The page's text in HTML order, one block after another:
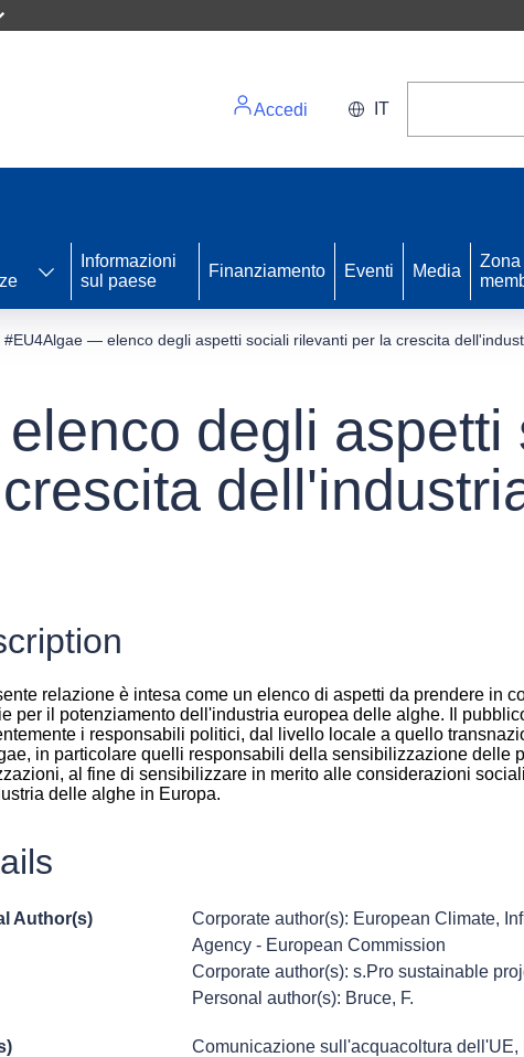
Accedi IT
Informazioni
sul paese
Finanziamento Eventi Media
Zona
#EU4Algae — elenco degli aspetti sociali rilevanti per la crescita
degli aspetti
relazione è intesa come un elenco di aspetti da prendere in
per il potenziamento dell'industria europea delle alghe. Il
i responsabili politici, dal livello locale a quello
in particolare quelli responsabili della sensibilizzazione delle
al fine di sensibilizzare in merito alle considerazioni
delle alghe in Europa.
Author(s)
Corporate author(s): European Climate,
Agency - European Commission
Corporate author(s): s.Pro sustainable
Personal author(s): Bruce, F.
Comunicazione sull'acquacoltura dell'UE,